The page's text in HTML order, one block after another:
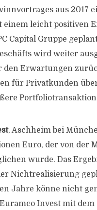
aus 2017
leicht positiven
Capital Gruppe
wird weiter
den Erwartungen
für Privatkunden
, Aschheim bei
Euro, der von der
wurde. Das
Nichtrealisierung
Jahre könne nicht
Invest mit dem